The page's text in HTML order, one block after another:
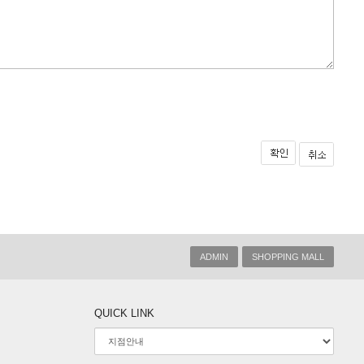
ADMIN SHOPPING MALL
QUICK LINK